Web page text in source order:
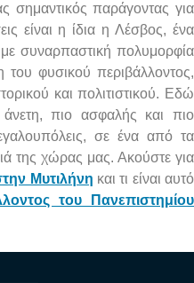
σημαντικός παράγοντας για
είναι η ίδια η Λέσβος, ένα
συναρπαστική πολυμορφία
φυσικού περιβάλλοντος,
και πολιτιστικού. Εδώ
πιο ασφαλής και πιο
σε ένα από τα
της χώρας μας. Ακούστε για
Μυτιλήνη και τι είναι αυτό
του Πανεπιστημίου